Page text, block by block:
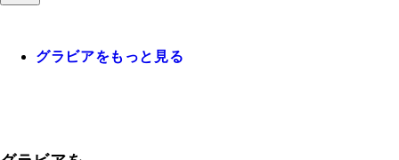
グラビアをもっと見る